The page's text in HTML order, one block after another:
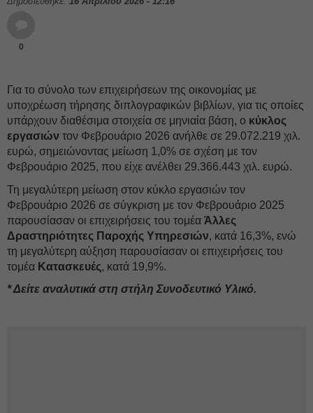
0
Για το σύνολο των επιχειρήσεων της οικονομίας με
υποχρέωση τήρησης διπλογραφικών βιβλίων, για τις οποίες
υπάρχουν διαθέσιμα στοιχεία σε μηνιαία βάση, ο κύκλος
εργασιών τον Φεβρουάριο 2026 ανήλθε σε 29.072.219 χιλ.
ευρώ, σημειώνοντας μείωση 1,0% σε σχέση με τον
Φεβρουάριο 2025, που είχε ανέλθει 29.366.443 χιλ. ευρώ.
Τη μεγαλύτερη μείωση στον κύκλο εργασιών τον
Φεβρουάριο 2026 σε σύγκριση με τον Φεβρουάριο 2025
παρουσίασαν οι επιχειρήσεις του τομέα Άλλες
Δραστηριότητες Παροχής Υπηρεσιών, κατά 16,3%, ενώ
τη μεγαλύτερη αύξηση παρουσίασαν οι επιχειρήσεις του
τομέα Κατασκευές, κατά 19,9%.
* Δείτε αναλυτικά στη στήλη Συνοδευτικό Υλικό.